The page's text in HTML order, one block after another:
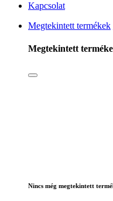
Kapcsolat
Megtekintett termékek
Megtekintett
Nincs még megtekintett